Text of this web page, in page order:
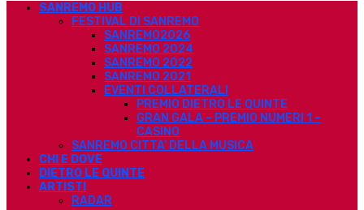
SANREMO HUB
FESTIVAL DI SANREMO
SANREMO2026
SANREMO 2024
SANREMO 2022
SANREMO 2021
EVENTI COLLATERALI
PREMIO DIETRO LE QUINTE
GRAN GALA – PREMIO NUMERI 1 –
CASINO
SANREMO CITTA’ DELLA MUSICA
CHI E DOVE
DIETRO LE QUINTE
ARTISTI
RADAR